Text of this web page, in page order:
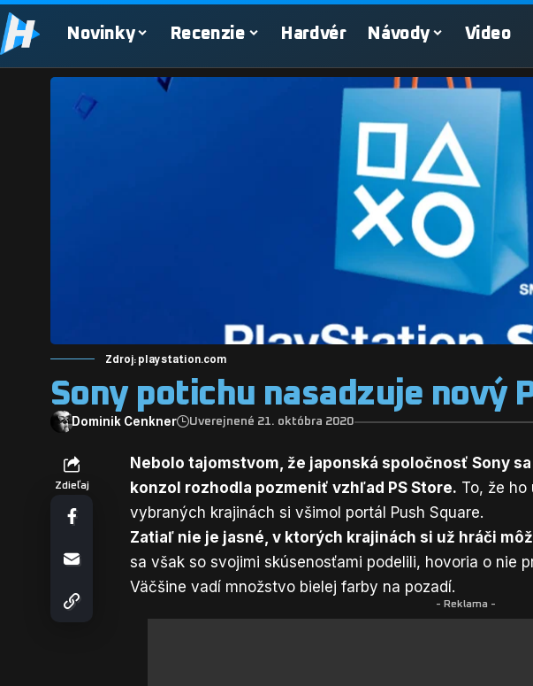
Novinky Recenzie Hardvér Návody Video
Zdroj: playstation.com
Sony potichu nasadzuje nový
Dominik Cenkner Uverejnené 21. októbra 2020
Zdieľaj
Nebolo tajomstvom, že japonská spoločnosť Sony
konzol rozhodla pozmeniť vzhľad PS Store. To, že
vybraných krajinách si všimol portál Push Square.
Zatiaľ nie je jasné, v ktorých krajinách si už hráči
sa však so svojimi skúsenosťami podelili, hovoria o nie
Väčšine vadí množstvo bielej farby na pozadí.
- Reklama -